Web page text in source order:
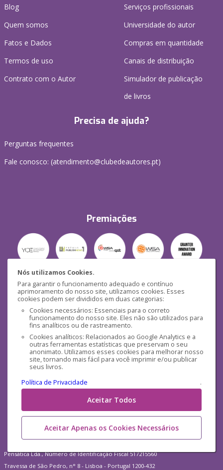
Nós utilizamos Cookies.
Para garantir o funcionamento adequado e contínuo
aprimoramento do nosso site, utilizamos cookies. Esses
cookies podem ser divididos em duas categorias:
Cookies necessários: Essenciais para o correto
funcionamento do nosso site. Eles não são utilizados para
fins analíticos ou de rastreamento.
Cookies analíticos: Relacionados ao Google Analytics e a
outras ferramentas estatísticas que preservam o seu
anonimato. Utilizamos esses cookies para melhorar nosso
site, tornando mais fácil para você imprimir e/ou publicar
seus livros.
Política de Privacidade
.
Aceitar Todos
Aceitar Apenas os Cookies Necessários
Blog
Quem somos
Fatos e Dados
Termos de uso
Contrato com o Autor
Serviços profissionais
Universidade do autor
Compras em quantidade
Canais de distribuição
Simulador de publicação
de livros
Precisa de ajuda?
Perguntas frequentes
Fale conosco: (atendimento@clubedeautores.pt)
Premiações
Segurança
Mídias Sociais
Pensática Lda., Número de Identificação Fiscal 517215560
Travessa de São Pedro, n° 8 - Lisboa - Portugal 1200-432